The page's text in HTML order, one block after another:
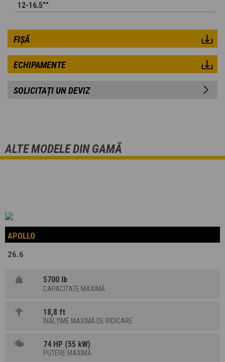
12-16.5""
FIȘĂ
ECHIPAMENTE
SOLICITAȚI UN DEVIZ
ALTE MODELE DIN GAMĂ
APOLLO
26.6
5700 lb
CAPACITATE MAXIMĂ
18,8 ft
ÎNĂLȚIME MAXIMĂ DE RIDICARE
74 HP (55 kW)
PUTERE MAXIMĂ